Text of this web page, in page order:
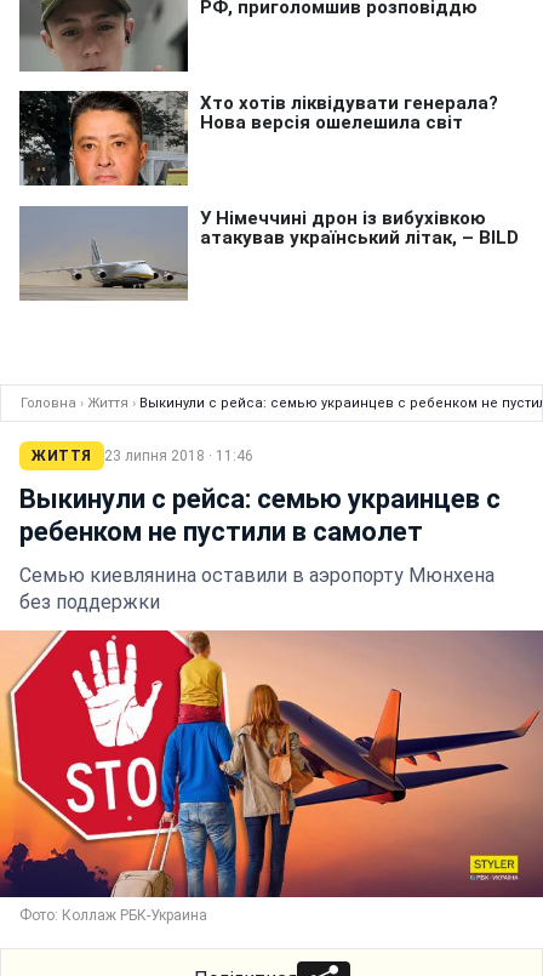
Головна › Життя › Выкинули с рейса: семью украинцев с ребенком не
ЖИТТЯ 23 липня 2018 · 11:46
Выкинули с рейса: семью украинцев с
ребенком не пустили в самолет
Семью киевлянина оставили в аэропорту Мюнхена
без поддержки
Фото: Коллаж РБК-Украина